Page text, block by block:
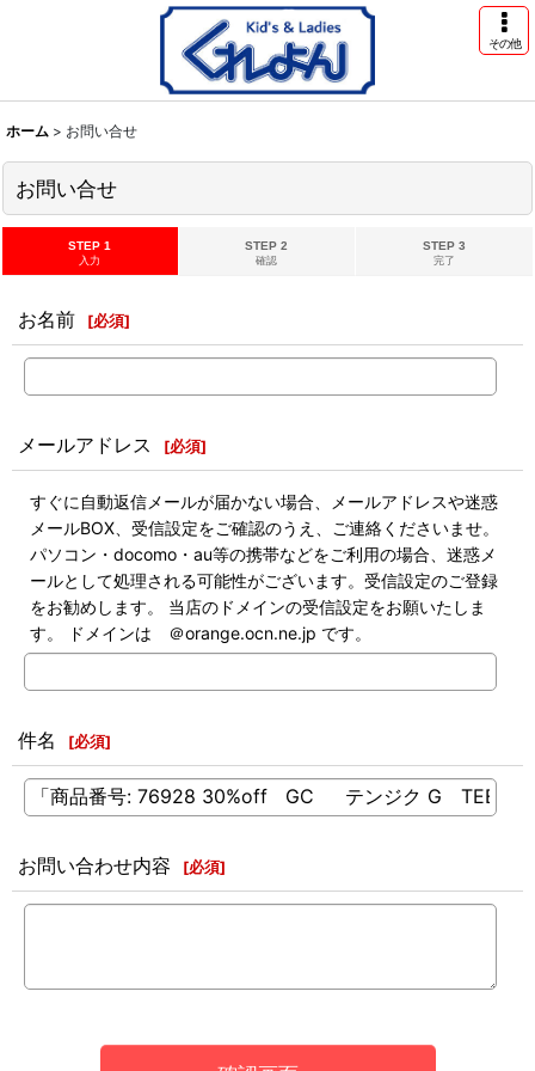
その他
ホーム > お問い合せ
お問い合せ
STEP 1
入力
STEP 2
確認
STEP 3
完了
お名前 [必須]
メールアドレス [必須]
すぐに自動返信メールが届かない場合、メールアドレスや迷惑
メールBOX、受信設定をご確認のうえ、ご連絡くださいませ。
パソコン・docomo・au等の携帯などをご利用の場合、迷惑メ
ールとして処理される可能性がございます。受信設定のご登録
をお勧めします。 当店のドメインの受信設定をお願いたしま
す。 ドメインは ＠orange.ocn.ne.jp です。
件名 [必須]
お問い合わせ内容 [必須]